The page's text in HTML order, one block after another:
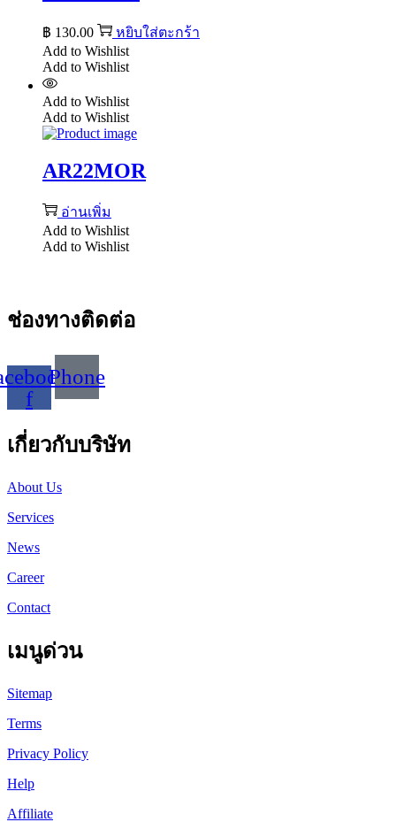
฿ 130.00
หยิบใส่ตะกร้า
Add to Wishlist
Add to Wishlist
Add to Wishlist
Add to Wishlist
AR22MOR
อ่านเพิ่ม
Add to Wishlist
Add to Wishlist
ช่องทางติดต่อ
f
Phone
เกี่ยวกับบริษัท
About Us
Services
News
Career
Contact
เมนูด่วน
Sitemap
Terms
Privacy Policy
Help
Affiliate